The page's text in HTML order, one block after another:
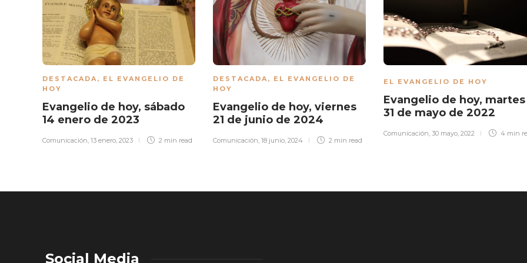
DESTACADA, EL EVANGELIO DE
HOY
Evangelio de hoy, sábado
14 enero de 2023
Comunicación, 13 enero, 2023 2 min read
DESTACADA, EL EVANGELIO DE
HOY
Evangelio de hoy, viernes
21 de junio de 2024
Comunicación, 18 junio, 2024 2 min read
EL EVANGELIO DE HOY
Evangelio de hoy, martes
31 de mayo de 2022
Comunicación, 30 mayo, 2022 4 min
Social Media